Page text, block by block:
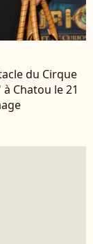
du Cirque
Chatou le 21